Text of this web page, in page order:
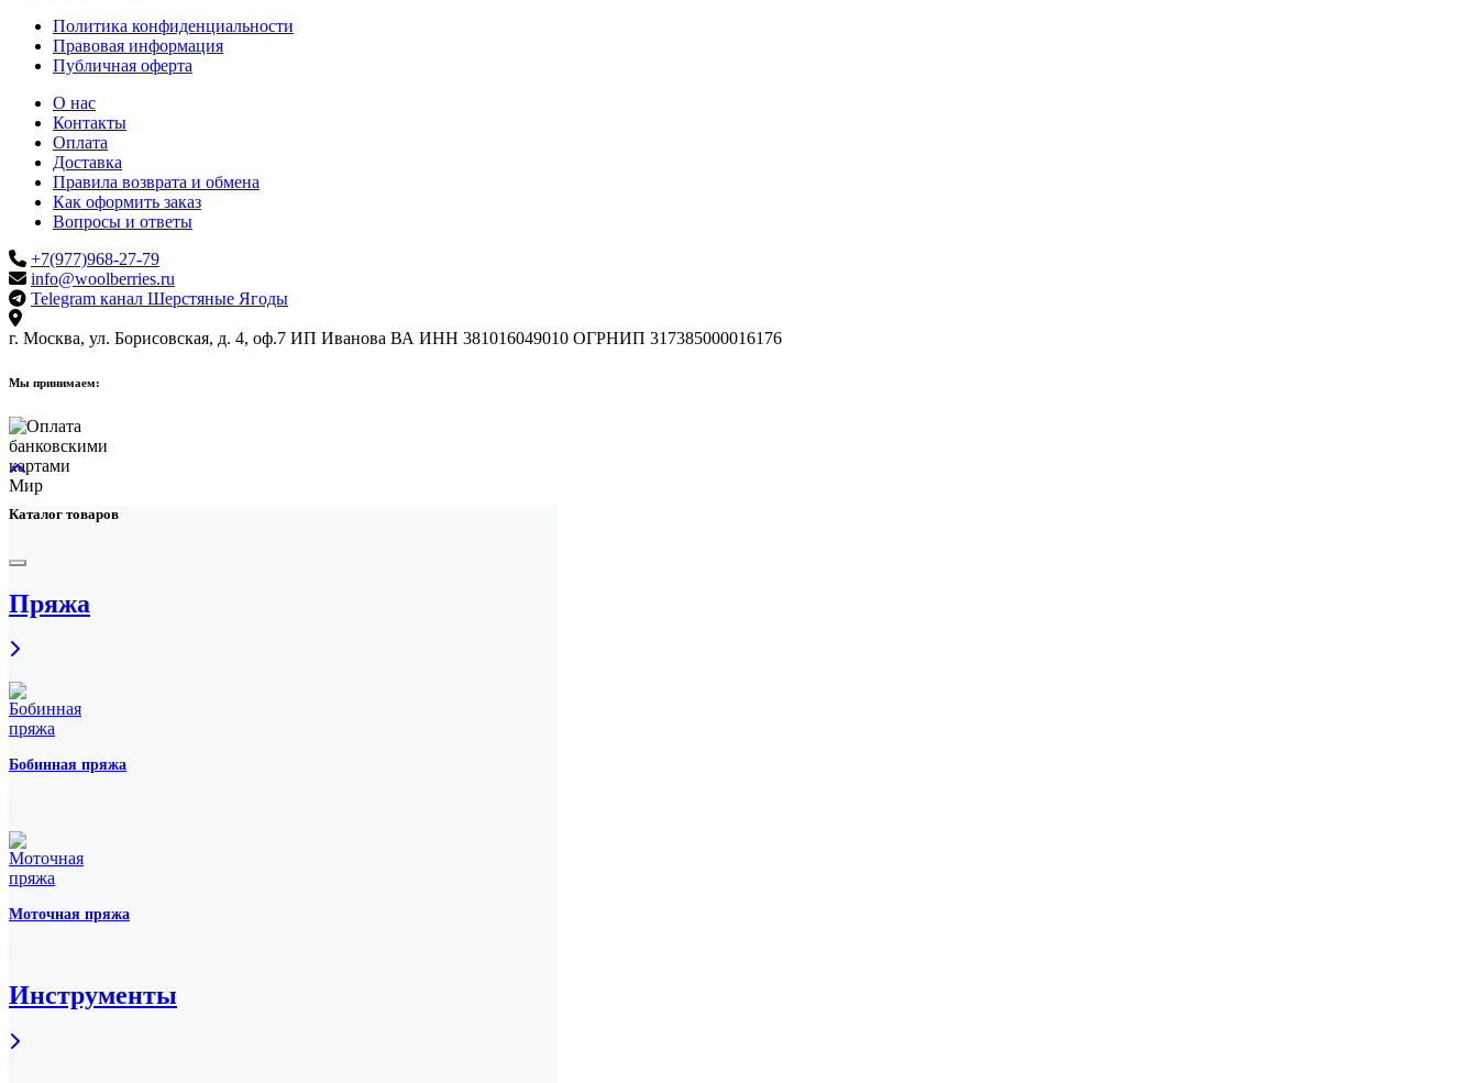
Политика конфиденциальности
Правовая информация
Публичная оферта
О нас
Контакты
Оплата
Доставка
Правила возврата и обмена
Как оформить заказ
Вопросы и ответы
+7(977)968-27-79
info@woolberries.ru
Telegram канал Шерстяные Ягоды
г. Москва, ул. Борисовская, д. 4, оф.7 ИП Иванова ВА ИНН 381016049010 ОГРНИП 317385000016176
Мы принимаем:
Каталог товаров
Пряжа
Бобинная пряжа
Моточная пряжа
Инструменты